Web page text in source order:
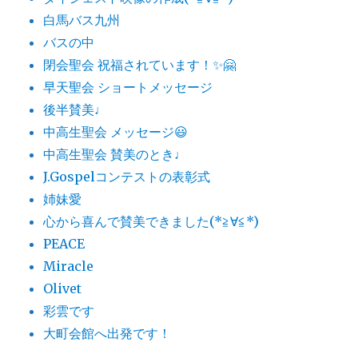
白馬バス九州
バスの中
閉会聖会 祝福されています！✨🤗
早天聖会 ショートメッセージ
後半賛美♩
中高生聖会 メッセージ😃
中高生聖会 賛美のとき♩
J.Gospelコンテストの表彰式
姉妹愛
心から喜んで賛美できました(*≧∀≦*)
PEACE
Miracle
Olivet
彩雲です
大町会館へ出発です！